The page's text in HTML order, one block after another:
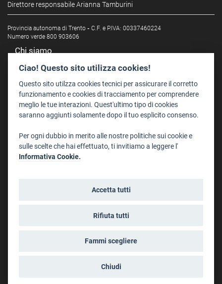
Direttore responsabile Arianna Tamburini
Provincia autonoma di Trento - C.F. e P.IVA: 00337460224
Numero verde 800 903606
Chi siamo
Redazione
Staff
Format - Centro Audiovisivi
Trentino Film Commission
Dove Siamo
Struttura di riferimento
Dichiarazione di accessibilità
Ciao! Questo sito utilizza cookies!
Questo sito utilzza cookies tecnici per assicurare il corretto
funzionamento e cookies di tracciamento per comprendere
meglio le tue interazioni. Quest'ultimo tipo di cookies
saranno aggiunti solamente dopo il tuo esplicito consenso.
Per ogni dubbio in merito alle nostre politiche sui cookie e
sulle scelte che hai effettuato, ti invitiamo a leggere l'
Informativa Cookie.
Accetta tutti
Rifiuta tutti
Fammi scegliere
Chiudi